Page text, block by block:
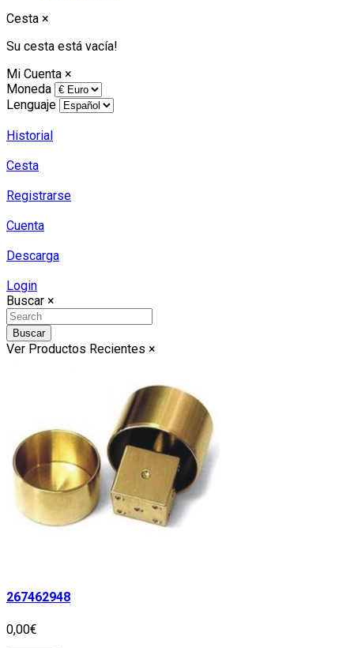
Cesta ×
Su cesta está vacía!
Mi Cuenta ×
Moneda
Lenguaje
Historial
Cesta
Registrarse
Cuenta
Descarga
Login
Buscar ×
Buscar
Ver Productos Recientes ×
267462948
0,00€